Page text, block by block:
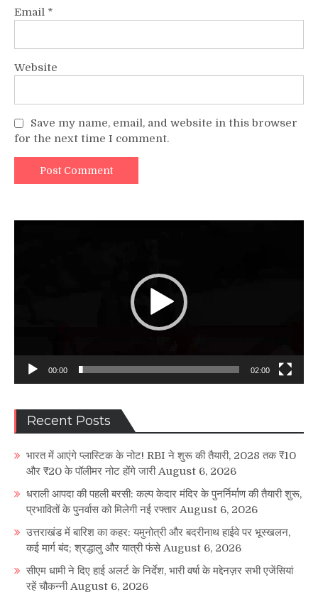
Email *
Website
Save my name, email, and website in this browser
for the next time I comment.
00:00 02:00
Recent Posts
भारत में आएंगे प्लास्टिक के नोट! RBI ने शुरू की तैयारी, 2028 तक ₹10
और ₹20 के पॉलीमर नोट होंगे जारी August 6, 2026
धराली आपदा की पहली बरसी: कल्प केदार मंदिर के पुनर्निर्माण की तैयारी शुरू,
प्रभावितों के पुनर्वास को मिलेगी नई रफ्तार August 6, 2026
उत्तराखंड में बारिश का कहर: यमुनोत्री और बदरीनाथ हाईवे पर भूस्खलन,
कई मार्ग बंद; श्रद्धालु और यात्री फंसे August 6, 2026
सीएम धामी ने दिए हाई अलर्ट के निर्देश, भारी वर्षा के मद्देनज़र सभी एजेंसियां
रहें चौकन्नी August 6, 2026